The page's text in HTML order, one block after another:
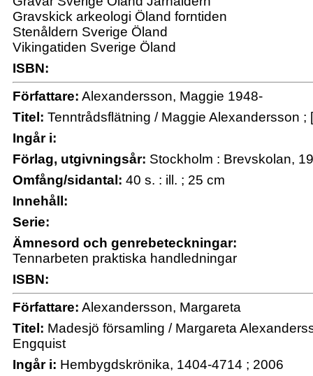
Gravskick arkeologi Öland forntiden
Stenåldern Sverige Öland
Vikingatiden Sverige Öland
ISBN:
Författare: Alexandersson, Maggie 1948-
Titel: Tenntrådsflätning / Maggie Alexandersson ;
Ingår i:
Förlag, utgivningsår: Stockholm : Brevskolan,
Omfång/sidantal: 40 s. : ill. ; 25 cm
Innehåll:
Serie:
Ämnesord och genrebeteckningar:
Tennarbeten praktiska handledningar
ISBN:
Författare: Alexandersson, Margareta
Titel: Madesjö församling / Margareta
Engquist
Ingår i: Hembygdskrönika, 1404-4714 ; 2006